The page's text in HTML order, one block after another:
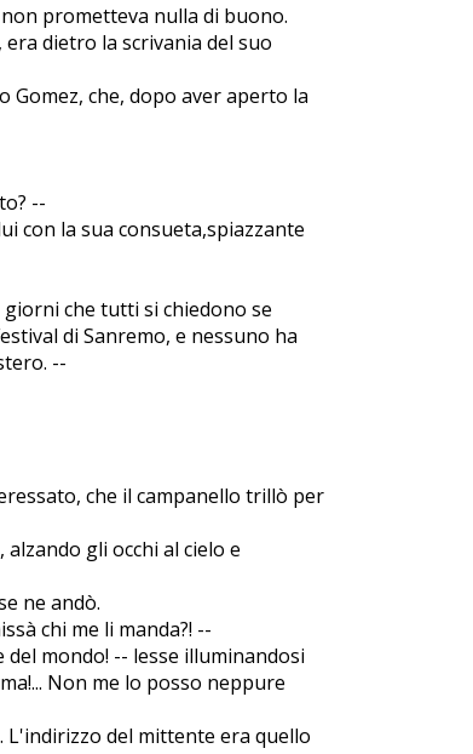
prometteva nulla di buono.
dietro la scrivania del suo
Gomez, che, dopo aver aperto la
--
con la sua consueta,spiazzante
che tutti si chiedono se
di Sanremo, e nessuno ha
--
che il campanello trillò per
gli occhi al cielo e
ne andò.
chi me li manda?! --
mondo! -- lesse illuminandosi
Non me lo posso neppure
L'indirizzo del mittente era quello